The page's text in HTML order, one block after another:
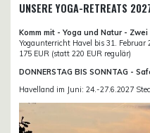
UNSERE YOGA-RETREATS
Komm mit - Yoga und Natur - Zwei
Yogaunterricht Havel bis 31.
175 EUR (statt 220 EUR regulär)
DONNERSTAG BIS SONNTAG -
Havelland im Juni: 24.-27.6.2027